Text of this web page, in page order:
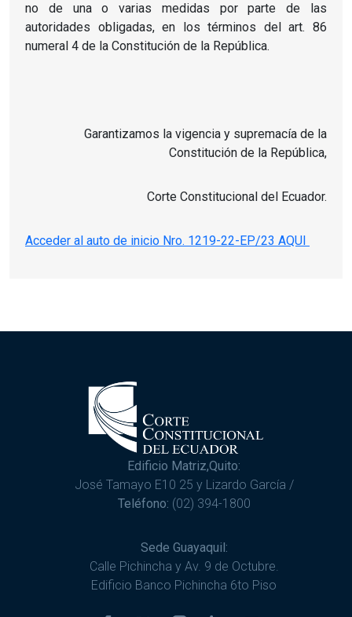
no de una o varias medidas por parte de las
autoridades obligadas, en los términos del art. 86
numeral 4 de la Constitución de la República.
Garantizamos la vigencia y supremacía de la
Constitución de la República,
Corte Constitucional del Ecuador.
Acceder al auto de inicio Nro. 1219-22-EP/23 AQUI
Edificio Matriz,Quito:
José Tamayo E10 25 y Lizardo García /
Teléfono: (02) 394-1800
Sede Guayaquil:
Calle Pichincha y Av. 9 de Octubre.
Edificio Banco Pichincha 6to Piso